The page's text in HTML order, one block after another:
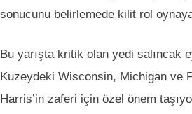
sonucunu belirlemede kilit rol
Bu yarışta kritik olan yedi salıncak
Kuzeydeki Wisconsin, Michigan ve
Harris’in zaferi için özel önem